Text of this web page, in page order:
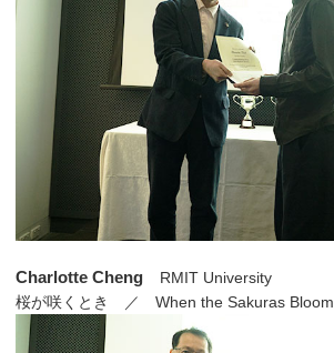
Charlotte Cheng
RMIT University
桜が咲くとき ／ When the Sakuras Bloom